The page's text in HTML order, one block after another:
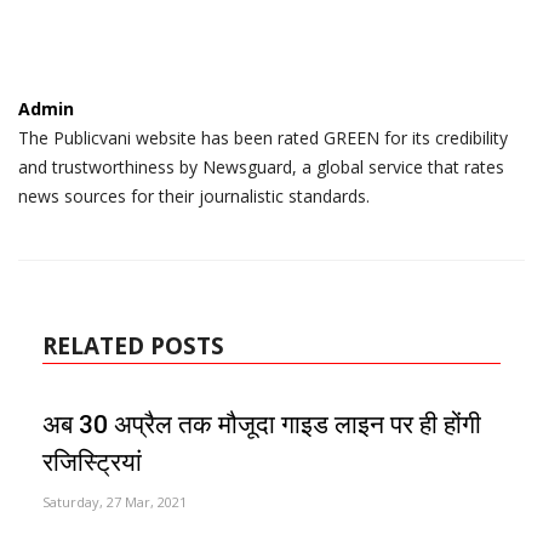
Admin
The Publicvani website has been rated GREEN for its credibility
and trustworthiness by Newsguard, a global service that rates
news sources for their journalistic standards.
RELATED POSTS
अब 30 अप्रैल तक मौजूदा गाइड लाइन पर ही होंगी
रजिस्ट्रियां
Saturday, 27 Mar, 2021